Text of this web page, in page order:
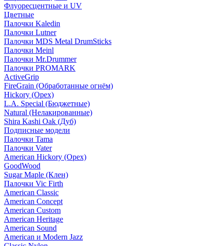
Флуоресцентные и UV
Цветные
Палочки Kaledin
Палочки Lutner
Палочки MDS Metal DrumSticks
Палочки Meinl
Палочки Mr.Drummer
Палочки PROMARK
ActiveGrip
FireGrain (Обработанные огнём)
Hickory (Орех)
L.A. Special (Бюджетные)
Natural (Нелакированные)
Shira Kashi Oak (Дуб)
Подписные модели
Палочки Tama
Палочки Vater
American Hickory (Орех)
GoodWood
Sugar Maple (Клен)
Палочки Vic Firth
American Classic
American Concept
American Custom
American Heritage
American Sound
American и Modern Jazz